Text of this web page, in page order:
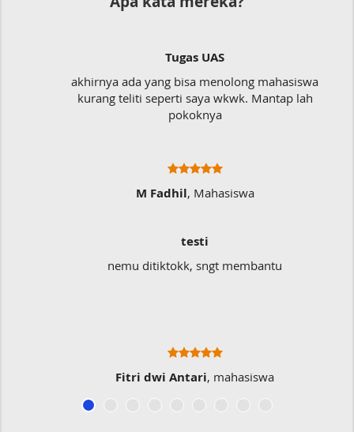
Tugas UAS
akhirnya ada yang bisa menolong mahasiswa
kurang teliti seperti saya wkwk. Mantap lah
pokoknya
M Fadhil, Mahasiswa
testi
nemu ditiktokk, sngt membantu
Fitri dwi Antari, mahasiswa